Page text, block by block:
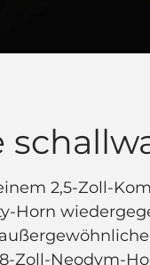
2,5-Zoll-
Horn
Zoll-Neodym-